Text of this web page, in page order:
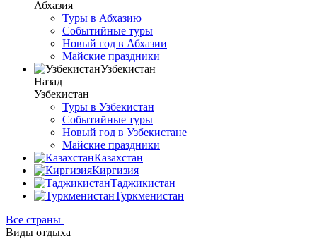
Абхазия
Туры в Абхазию
Событийные туры
Новый год в Абхазии
Майские праздники
Узбекистан
Назад
Узбекистан
Туры в Узбекистан
Событийные туры
Новый год в Узбекистане
Майские праздники
Казахстан
Киргизия
Таджикистан
Туркменистан
Все страны
Виды отдыха